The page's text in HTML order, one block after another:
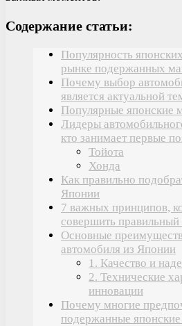
Содержание статьи:
Популярность
рынке подержанных
Почему выбор
является актуальной
Популярные японские
Лидеры
кто занимает первые
Тойота
Хонда
Как правильно
Японии
7 важных принципов,
совершить
Основные
автомобиля из Японии
1. Качество и
2. Технические
инновации
Почему многие
подержанные